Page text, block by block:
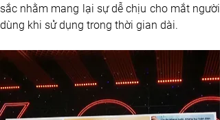
sắc nhằm mang lại sự dễ chịu cho mắt người
dùng khi sử dụng trong thời gian dài.